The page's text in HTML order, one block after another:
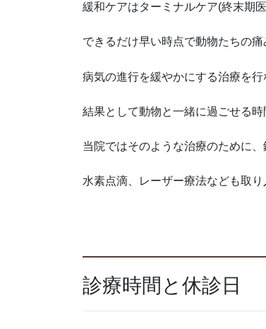
緩和ケアはターミナルケア(終末期
できるだけ早い時点で動物たちの
病気の進行を緩やかにする治療を行
結果として動物と一緒に過ごせる
当院ではそのような治療のために
水素点滴、レーザー療法なども取り
診療時間と休診日